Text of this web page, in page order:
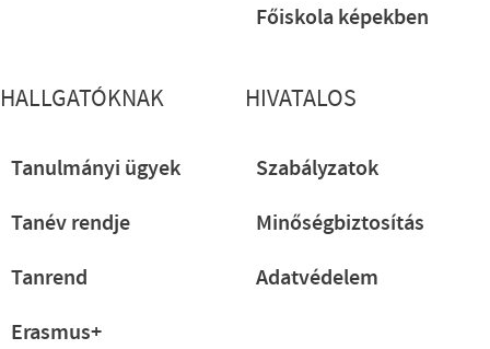
Főiskola képekben
HALLGATÓKNAK
Tanulmányi ügyek
Tanév rendje
Tanrend
Erasmus+
HIVATALOS
Szabályzatok
Minőségbiztosítás
Adatvédelem